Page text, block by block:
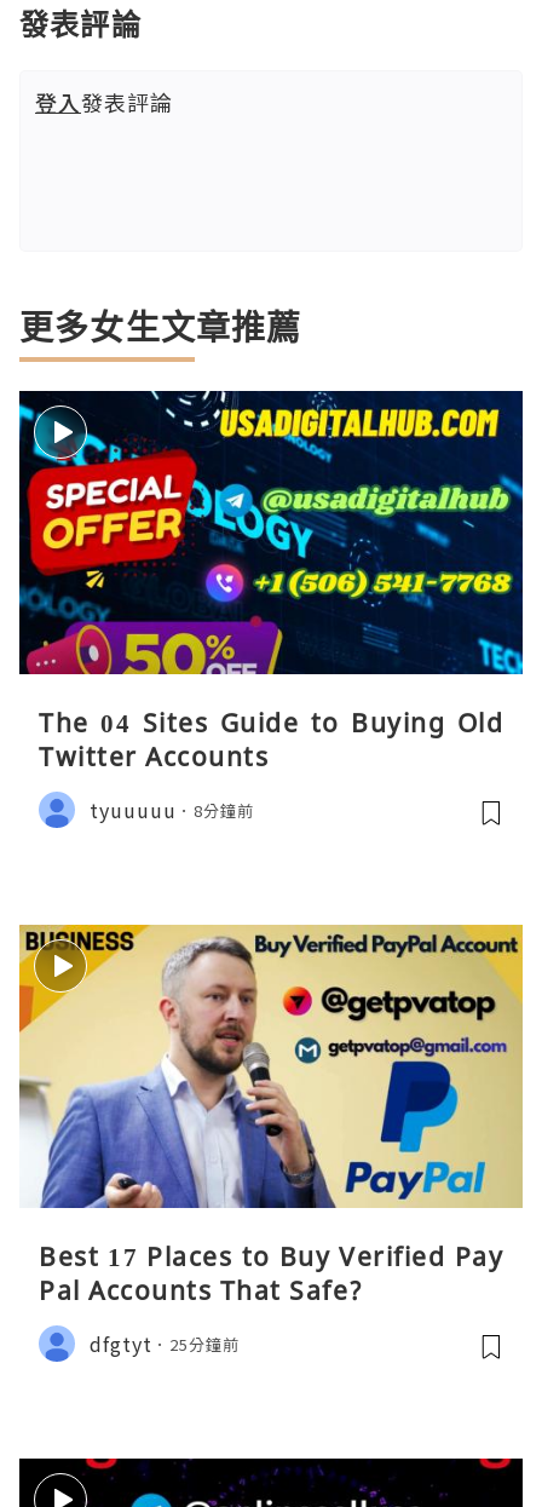
發表評論
登入發表評論
更多女生文章推薦
The 04 Sites Guide to Buying Old
Twitter Accounts
tyuuuuu 8分鐘前
Best 17 Places to Buy Verified Pay
Pal Accounts That Safe?
dfgtyt 25分鐘前